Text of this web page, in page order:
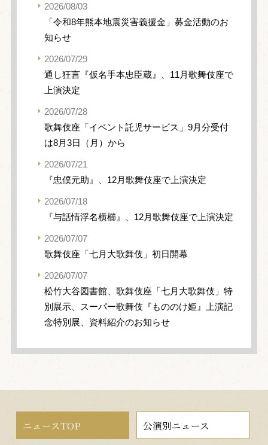
2026/08/03
「令和8年熊本地震災害義援金」募金活動のお
知らせ
2026/07/29
通し狂言『仮名手本忠臣蔵』、11月歌舞伎座で
上演決定
2026/07/28
歌舞伎座「イベント託児サービス」9月分受付
は8月3日（月）から
2026/07/21
『忠僕元助』、12月歌舞伎座で上演決定
2026/07/18
『与話情浮名横櫛』、12月歌舞伎座で上演決定
2026/07/07
歌舞伎座「七月大歌舞伎」初日開幕
2026/07/07
松竹大谷図書館、歌舞伎座「七月大歌舞伎」特
別展示、スーパー歌舞伎『もののけ姫』上演記
念特別展、資料紹介のお知らせ
ニュースTOP 公演別ニュース